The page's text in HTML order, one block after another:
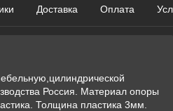
Доставка Оплата
Россия. Материал опоры
Толщина пластика 3мм.